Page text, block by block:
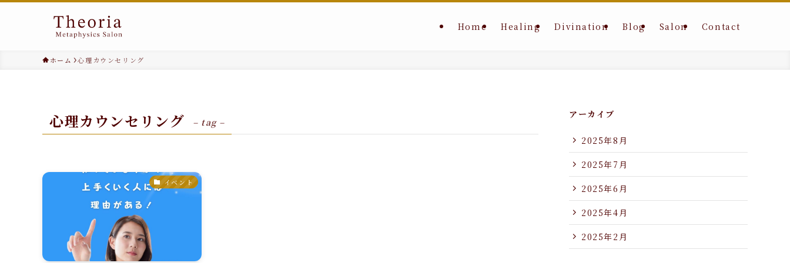
Home Healing Divination Blog Salon Contact
ホーム 心理カウンセリング
心理カウンセリング – tag –
イベント
アーカイブ
2025年8月
2025年7月
2025年6月
2025年4月
2025年2月